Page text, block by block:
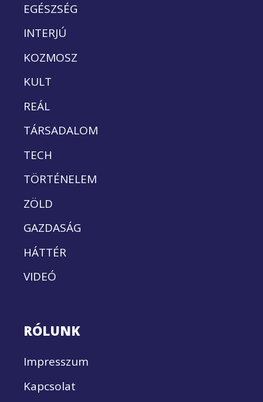
EGÉSZSÉG
INTERJÚ
KOZMOSZ
KULT
REÁL
TÁRSADALOM
TECH
TÖRTÉNELEM
ZÖLD
GAZDASÁG
HÁTTÉR
VIDEÓ
RÓLUNK
Impresszum
Kapcsolat